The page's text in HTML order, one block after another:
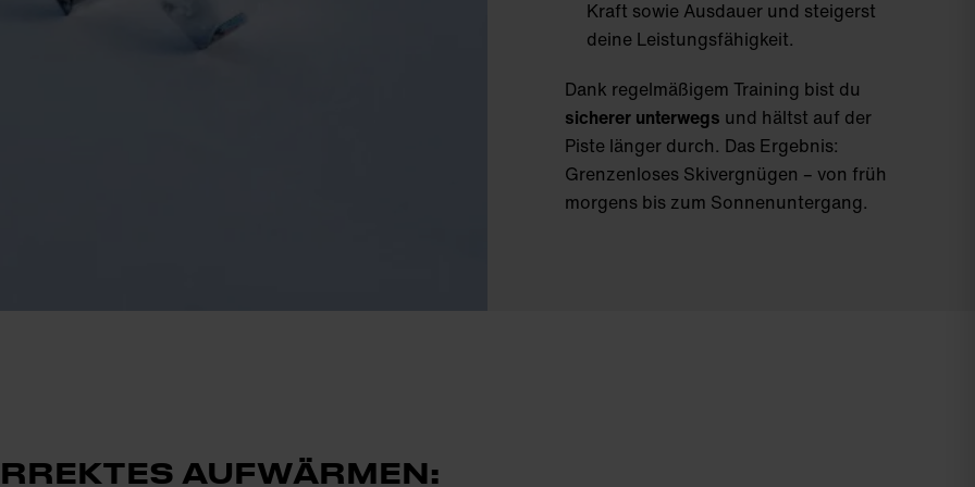
Kraft sowie Ausdauer und steigerst
deine Leistungsfähigkeit.
Dank regelmäßigem Training bist du
sicherer unterwegs und hältst auf der
Piste länger durch. Das Ergebnis:
Grenzenloses Skivergnügen – von früh
morgens bis zum Sonnenuntergang.
AUFWÄRMEN: